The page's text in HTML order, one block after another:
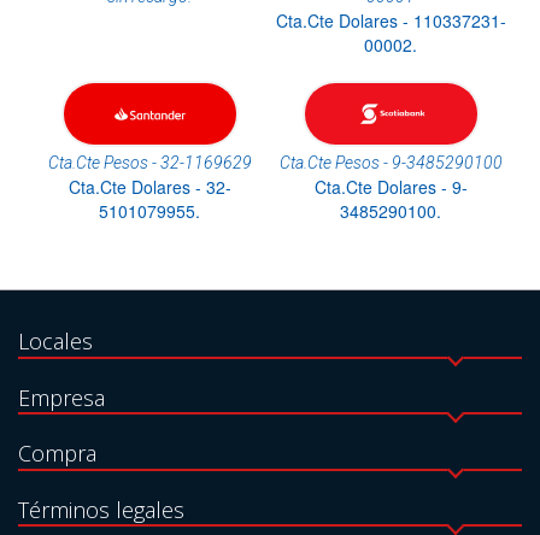
Cta.Cte Dolares - 110337231-
00002.
Cta.Cte Pesos - 32-1169629
Cta.Cte Dolares - 32-
5101079955.
Cta.Cte Pesos - 9-3485290100
Cta.Cte Dolares - 9-
3485290100.
Locales
Empresa
Compra
Términos legales